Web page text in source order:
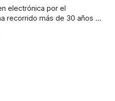
electrónica por el
recorrido más de 30 años en
Fundadora de Kalpa